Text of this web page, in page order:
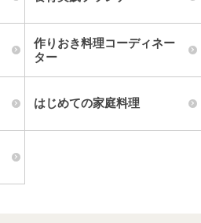
作りおき料理コーディネー
ター
はじめての家庭料理